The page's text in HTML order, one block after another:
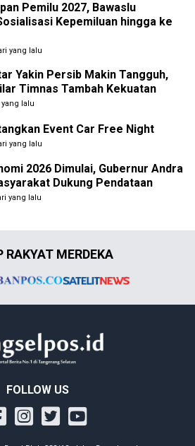
Pemilu 2027, Bawaslu
Kepemiluan hingga ke
yang lalu
Yakin Persib Makin Tangguh,
Timnas Tambah Kekuatan
lalu
Event Car Free Night
yang lalu
2026 Dimulai, Gubernur Andra
Dukung Pendataan
yang lalu
RAKYAT MERDEKA
FOLLOW US